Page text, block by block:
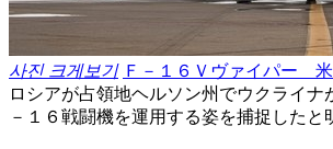
사진 크게보기 Ｆ－１６Ｖヴァイパー
ロシアが占領地ヘルソン州でウクライナ
－１６戦闘機を運用する姿を捕捉したと